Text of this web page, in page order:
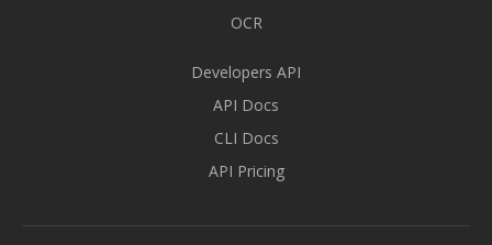
OCR
Developers API
API Docs
CLI Docs
API Pricing